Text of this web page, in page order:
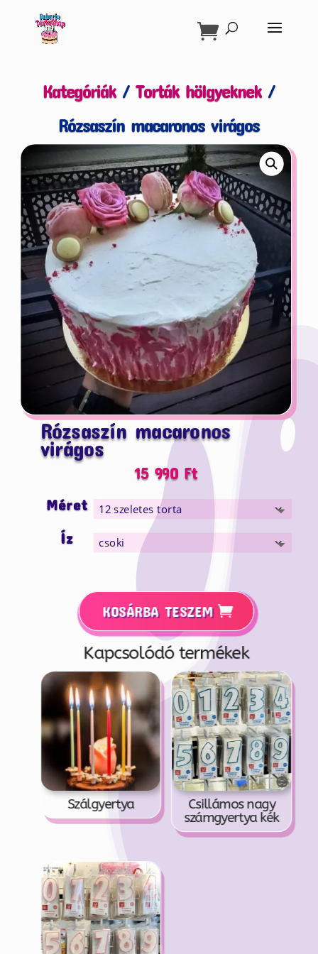
Kategóriák/Torták hölgyeknek/
Rózsaszín macaronos virágos
.
Rózsaszín macaronos
virágos
15 990Ft
Méret
Íz
KOSÁRBA TESZEM
Kapcsolódó termékek
Szálgyertya
Csillámos nagy
számgyertya kék